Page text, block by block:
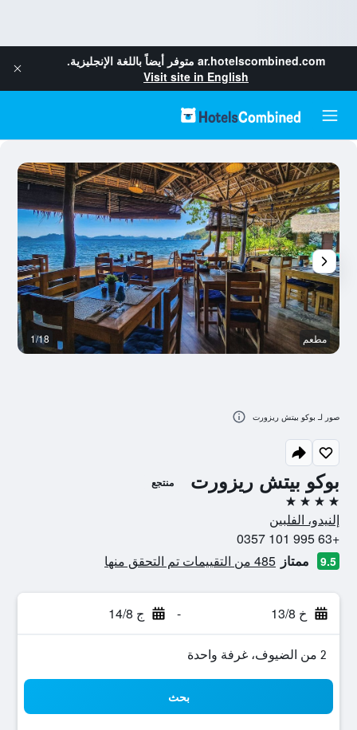
ar.hotelscombined.com متوفر أيضاً باللغة الإنجليزية.
Visit site in English
بوكو بيتش ريزورت منتجع
4 نجوم
إلنيدو، الفلبين
+63 995 101 0357
9.5 ممتاز 485 من التقييمات تم التحقق منها
خ 13/8 - ج 14/8
2 من الضيوف، غرفة واحدة
بحث
مطعم 1/18
صور لـ بوكو بيتش ريزورت